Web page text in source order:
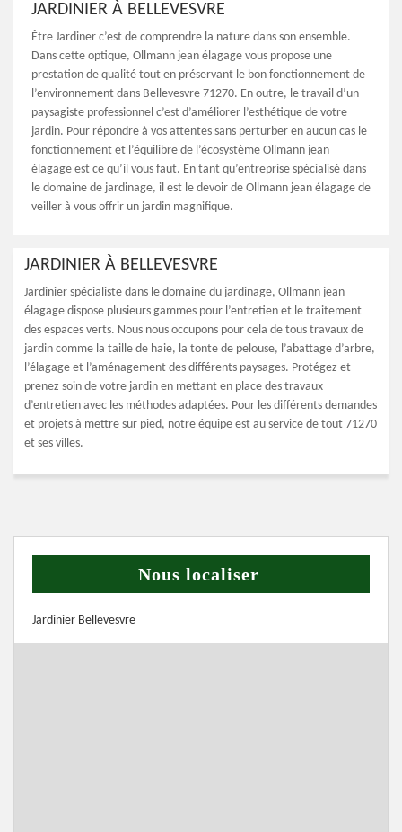
JARDINIER À BELLEVESVRE
Être Jardiner c’est de comprendre la nature dans son ensemble.
Dans cette optique, Ollmann jean élagage vous propose une
prestation de qualité tout en préservant le bon fonctionnement de
l’environnement dans Bellevesvre 71270. En outre, le travail d’un
paysagiste professionnel c’est d’améliorer l’esthétique de votre
jardin. Pour répondre à vos attentes sans perturber en aucun cas le
fonctionnement et l’équilibre de l’écosystème Ollmann jean
élagage est ce qu’il vous faut. En tant qu’entreprise spécialisé dans
le domaine de jardinage, il est le devoir de Ollmann jean élagage de
veiller à vous offrir un jardin magnifique.
JARDINIER À BELLEVESVRE
Jardinier spécialiste dans le domaine du jardinage, Ollmann jean
élagage dispose plusieurs gammes pour l’entretien et le traitement
des espaces verts. Nous nous occupons pour cela de tous travaux de
jardin comme la taille de haie, la tonte de pelouse, l’abattage d’arbre,
l’élagage et l’aménagement des différents paysages. Protégez et
prenez soin de votre jardin en mettant en place des travaux
d’entretien avec les méthodes adaptées. Pour les différents demandes
et projets à mettre sur pied, notre équipe est au service de tout 71270
et ses villes.
Nous localiser
Jardinier Bellevesvre